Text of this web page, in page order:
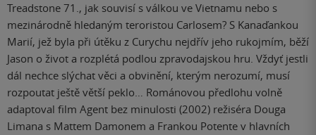
Treadstone 71., jak souvisí s válkou ve Vietnamu nebo s
mezinárodně hledaným teroristou Carlosem? S Kanaďankou
Marií, jež byla při útěku z Curychu nejdřív jeho rukojmím, běží
Jason o život a rozplétá podlou zpravodajskou hru. Vždyť jestli
dál nechce slýchat věci a obvinění, kterým nerozumí, musí
rozpoutat ještě větší peklo… Románovou předlohu volně
adaptoval film Agent bez minulosti (2002) režiséra Douga
Limana s Mattem Damonem a Frankou Potente v hlavních